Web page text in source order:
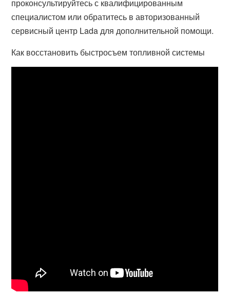
проконсультируйтесь с квалифицированным
специалистом или обратитесь в авторизованный
сервисный центр Lada для дополнительной помощи.
Как восстановить быстросъем топливной системы